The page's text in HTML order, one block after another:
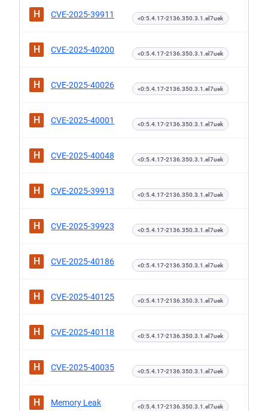
H CVE-2025-39911 <0:5.4.17-2136.350.3.1.el7uek
H CVE-2025-40200 <0:5.4.17-2136.350.3.1.el7uek
H CVE-2025-40026 <0:5.4.17-2136.350.3.1.el7uek
H CVE-2025-40001 <0:5.4.17-2136.350.3.1.el7uek
H CVE-2025-40048 <0:5.4.17-2136.350.3.1.el7uek
H CVE-2025-39913 <0:5.4.17-2136.350.3.1.el7uek
H CVE-2025-39923 <0:5.4.17-2136.350.3.1.el7uek
H CVE-2025-40186 <0:5.4.17-2136.350.3.1.el7uek
H CVE-2025-40125 <0:5.4.17-2136.350.3.1.el7uek
H CVE-2025-40118 <0:5.4.17-2136.350.3.1.el7uek
H CVE-2025-40035 <0:5.4.17-2136.350.3.1.el7uek
H Memory Leak <0:5.4.17-2136.350.3.1.el7uek